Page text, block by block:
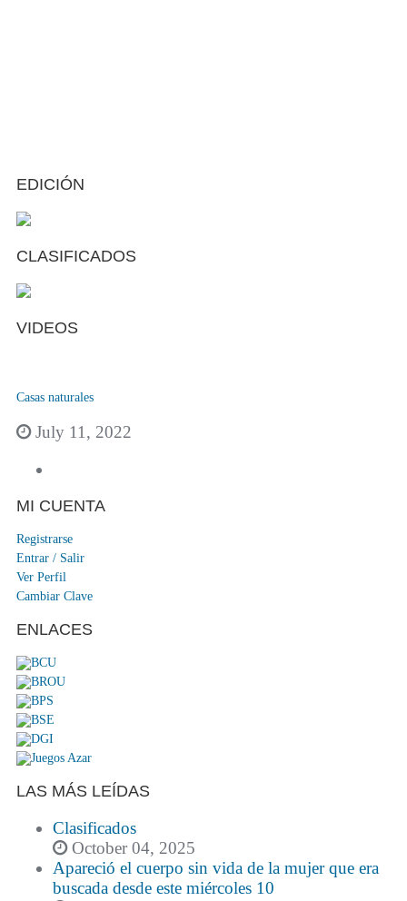
EDICIÓN
CLASIFICADOS
VIDEOS
Casas naturales
July 11, 2022
MI CUENTA
Registrarse
Entrar / Salir
Ver Perfil
Cambiar Clave
ENLACES
LAS MÁS LEÍDAS
Clasificados
October 04, 2025
Apareció el cuerpo sin vida de la mujer que era
buscada desde este miércoles 10